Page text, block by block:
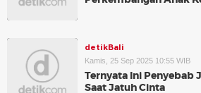
detikBali
Kamis, 25 Sep 2025 10:55 WIB
Ternyata Ini Penyebab
Saat Jatuh Cinta